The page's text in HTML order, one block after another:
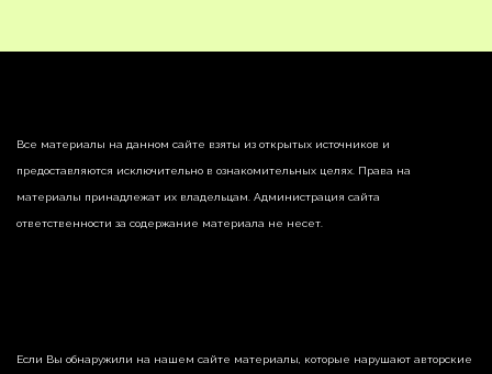
Все материалы на данном сайте взяты из открытых источников и
предоставляются исключительно в ознакомительных целях. Права на
материалы принадлежат их владельцам. Администрация сайта
ответственности за содержание материала не несет.
Если Вы обнаружили на нашем сайте материалы, которые нарушают авторские